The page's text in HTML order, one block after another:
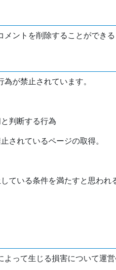
ントを削除することができる
が禁止されています。
判断する行為
されているページの取得。
ている条件を満たすと思われ
よって生じる損害について運